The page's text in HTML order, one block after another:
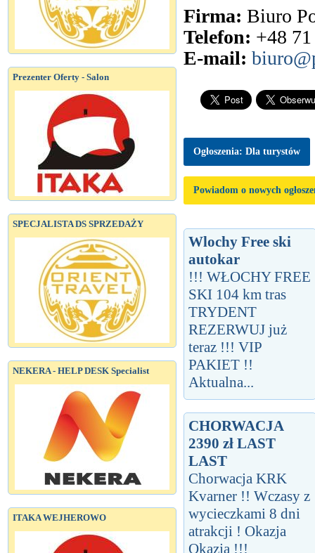
Prezenter Oferty - Salon
SPECJALISTA DS SPRZEDAŻY
NEKERA - HELP DESK Specialist
ITAKA WEJHEROWO
Firma: Biuro
Telefon: +48
E-mail:
Ogłoszenia: Dla turystów
Powiadom o nowych
Wlochy Free ski
autokar
!!! WŁOCHY FREE
SKI 104 km tras
TRYDENT
REZERWUJ już
teraz !!! VIP
PAKIET !!
Aktualna...
CHORWACJA
2390 zł LAST
LAST
Chorwacja KRK
Kvarner !! Wczasy z
wycieczkami 8 dni
atrakcji ! Okazja
Okazja !!!